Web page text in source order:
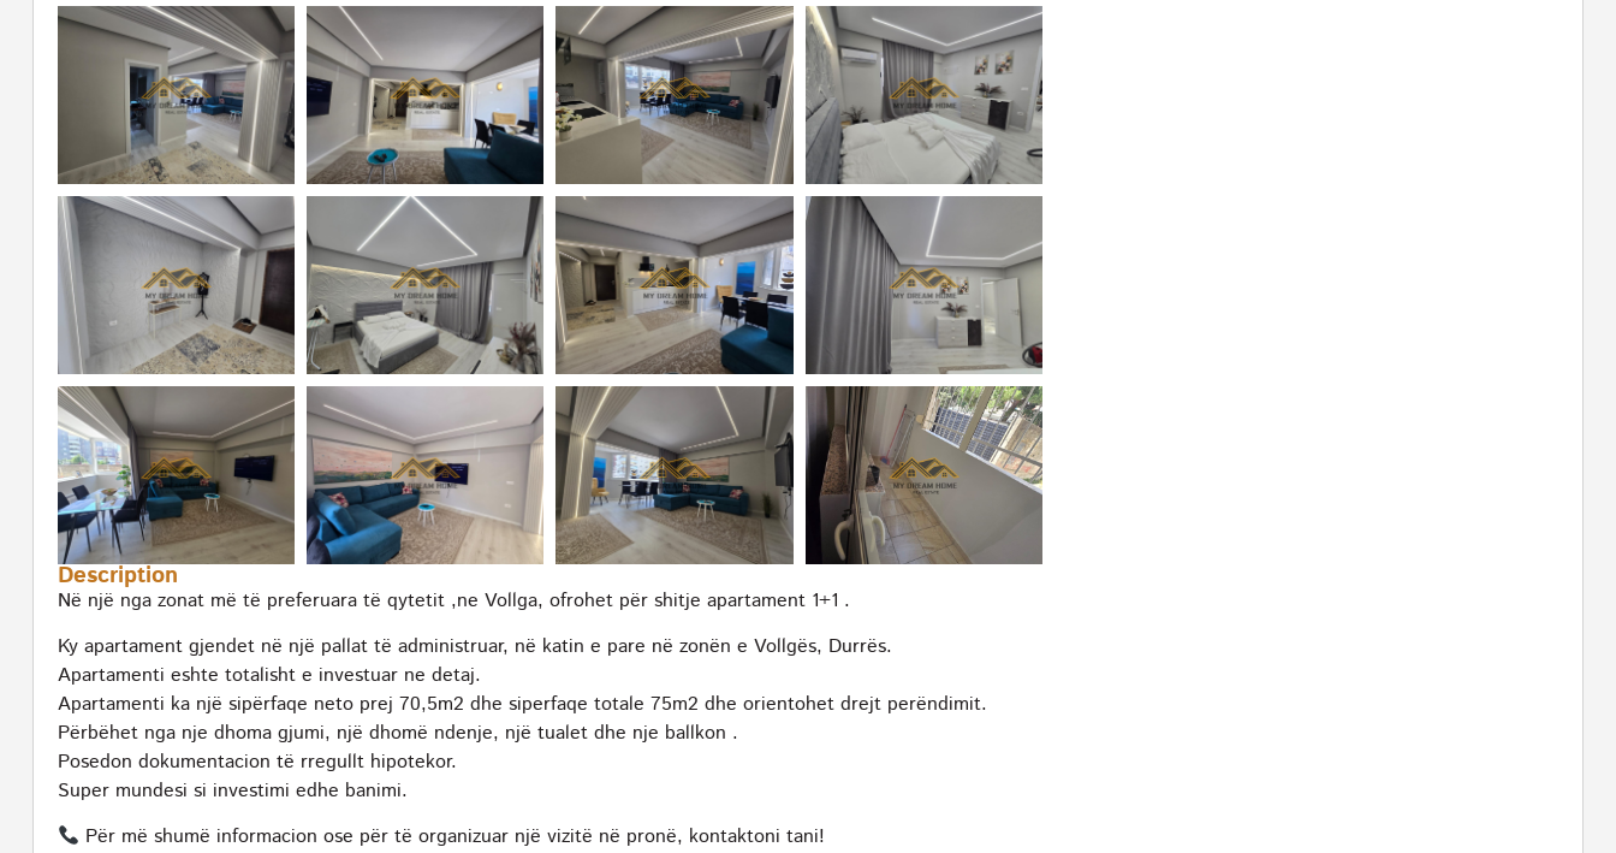
Description
Në një nga zonat më të preferuara të qytetit ,ne Vollga, ofrohet për shitje apartament 1+1 .
Ky apartament gjendet në një pallat të administruar, në katin e pare në zonën e Vollgës, Durrës.
Apartamenti eshte totalisht e investuar ne detaj.
Apartamenti ka një sipërfaqe neto prej 70,5m2 dhe siperfaqe totale 75m2 dhe orientohet drejt perëndimit.
Përbëhet nga nje dhoma gjumi, një dhomë ndenje, një tualet dhe nje ballkon .
Posedon dokumentacion të rregullt hipotekor.
Super mundesi si investimi edhe banimi.
Për më shumë informacion ose për të organizuar një vizitë në pronë, kontaktoni tani!